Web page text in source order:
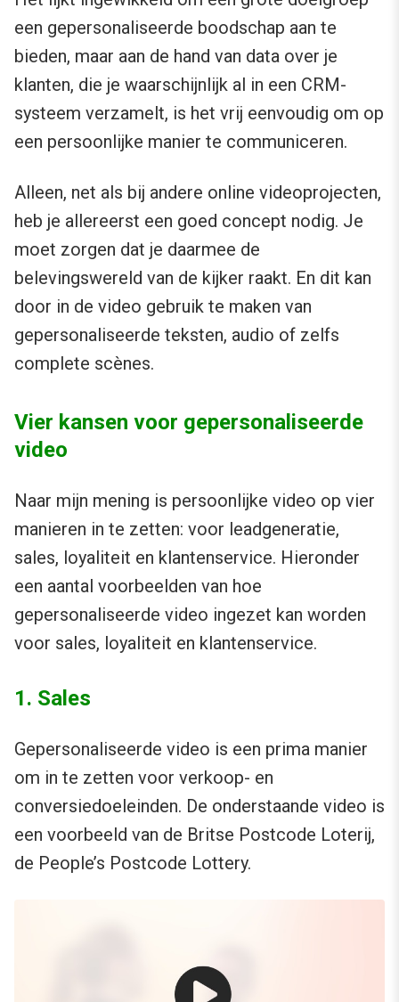
een gepersonaliseerde boodschap aan te
bieden, maar aan de hand van data over je
klanten, die je waarschijnlijk al in een CRM-
systeem verzamelt, is het vrij eenvoudig om op
een persoonlijke manier te communiceren.
Alleen, net als bij andere online videoprojecten,
heb je allereerst een goed concept nodig. Je
moet zorgen dat je daarmee de
belevingswereld van de kijker raakt. En dit kan
door in de video gebruik te maken van
gepersonaliseerde teksten, audio of zelfs
complete scènes.
Vier kansen voor gepersonaliseerde
video
Naar mijn mening is persoonlijke video op vier
manieren in te zetten: voor leadgeneratie,
sales, loyaliteit en klantenservice. Hieronder
een aantal voorbeelden van hoe
gepersonaliseerde video ingezet kan worden
voor sales, loyaliteit en klantenservice.
1. Sales
Gepersonaliseerde video is een prima manier
om in te zetten voor verkoop- en
conversiedoeleinden. De onderstaande video is
een voorbeeld van de Britse Postcode Loterij,
de People’s Postcode Lottery.